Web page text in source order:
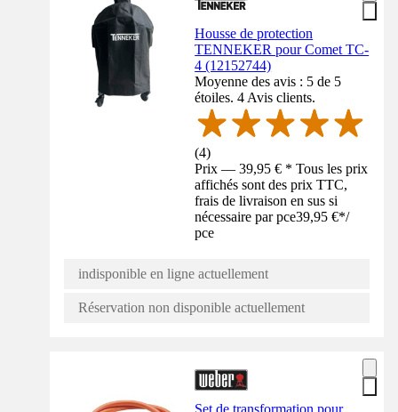
Housse de protection
TENNEKER pour Comet TC-
4 (12152744)
Moyenne des avis : 5 de 5
étoiles. 4 Avis clients.
(4)
Prix — 39,95 € * Tous les prix
affichés sont des prix TTC,
frais de livraison en sus si
nécessaire par pce39,95 €*/
pce
indisponible en ligne actuellement
Réservation non disponible actuellement